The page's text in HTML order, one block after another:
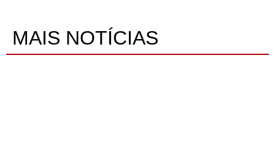
MAIS NOTÍCIAS